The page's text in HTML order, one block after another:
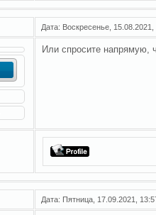
Дата: Воскресенье,
Или спросите напрямую,
Дата: Пятница, 17.09.2021,